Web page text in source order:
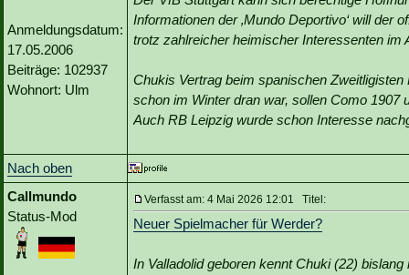
Anmeldungsdatum:
17.05.2006
Beiträge: 102937
Wohnort: Ulm
Informationen der ‚Mundo Deportivo‘ will der
trotz zahlreicher heimischer Interessenten im
Chukis Vertrag beim spanischen
schon im Winter dran war, sollen Como 1907
Auch RB Leipzig wurde schon Interesse
Nach oben
Callmundo
Status-Mod
Verfasst am: 4 Mai 2026 12:01 Titel:
Neuer Spielmacher für Werder?
In Valladolid geboren kennt Chuki (22)